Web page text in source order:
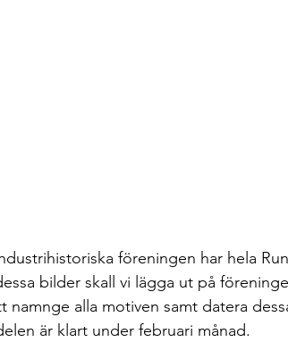
bilder skall vi lägga ut på
alla motiven samt datera
är klart under februari månad.